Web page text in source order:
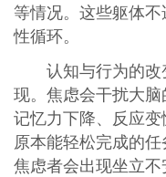
等情况。这些躯体
性循环。
认知与行为的
现。焦虑会干扰大脑
记忆力下降、反应变
原本能轻松完成的
焦虑者会出现坐立